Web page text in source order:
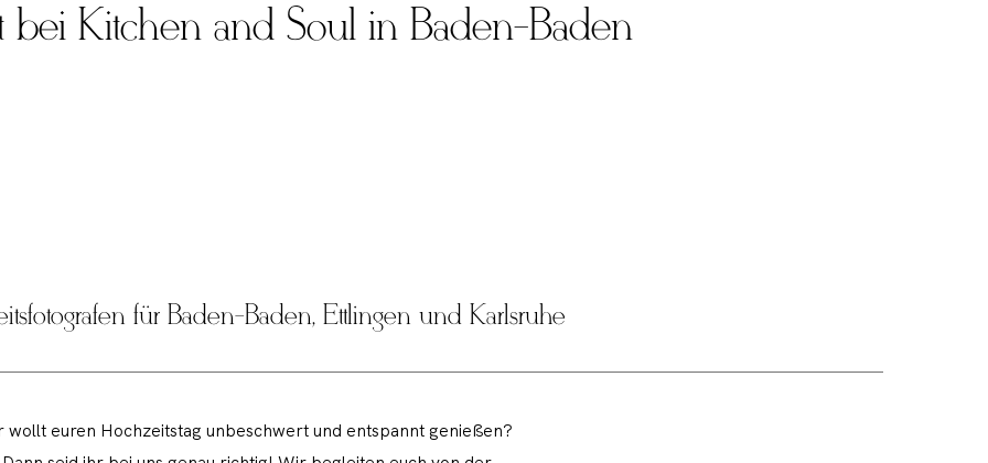
bei Kitchen and Soul in Baden-Baden
für Baden-Baden, Ettlingen und Karlsruhe
wollt euren Hochzeitstag unbeschwert und entspannt genießen?